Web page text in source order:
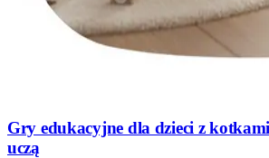
Gry edukacyjne dla dzieci z
uczą